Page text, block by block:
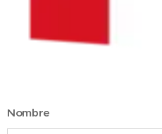
Nombre